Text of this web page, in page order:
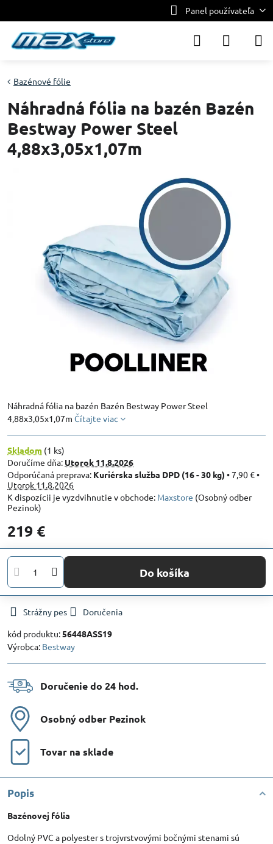
Panel používateľa
Bazénové fólie
Náhradná fólia na bazén Bazén
Bestway Power Steel
4,88x3,05x1,07m
Náhradná fólia na bazén Bazén Bestway Power Steel
4,88x3,05x1,07m Čítajte viac
Skladom (1 ks)
Doručíme dňa: Utorok 11.8.2026
Kuriérska služba DPD (16 - 30 kg) •7,90 €•
Utorok 11.8.2026
Maxstore (Osobný odber
Pezinok)
219 €
Do košíka
Strážny pes
Doručenia
kód produktu:56448ASS19
Výrobca: Bestway
Doručenie do 24 hod​.
Osobný odber Pezinok
Tovar na sklade
Popis
Bazénovej fólia
Odolný PVC a polyester s trojvrstvovými bočnými stenami sú